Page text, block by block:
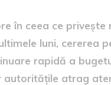
în ceea ce privește
luni, cererea
rapidă a
autoritățile atrag